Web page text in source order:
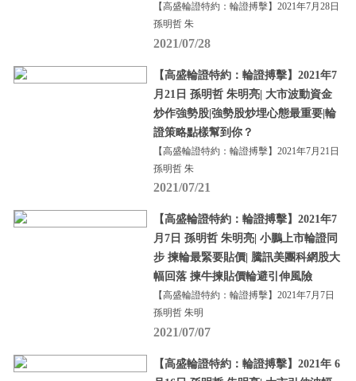
【高盛輪證特約：輪證搏擊】2021年7月28日
孫明哲 朱
2021/07/28
【高盛輪證特約：輪證搏擊】2021年7
月21日 孫明哲 朱明亮| 大市波動資金
炒作強勢股|強勢股炒埋心態最重要|輪
證策略點樣幫到你？
【高盛輪證特約：輪證搏擊】2021年7月21日
孫明哲 朱
2021/07/21
【高盛輪證特約：輪證搏擊】2021年7
月7日 孫明哲 朱明亮| 小鵬上市輪證同
步 揀輪最緊要貼價| 騰訊美團科網股大
幅回落 揀牛揀貼價輪避引伸風險
【高盛輪證特約：輪證搏擊】2021年7月7日
孫明哲 朱明
2021/07/07
【高盛輪證特約：輪證搏擊】2021年 6